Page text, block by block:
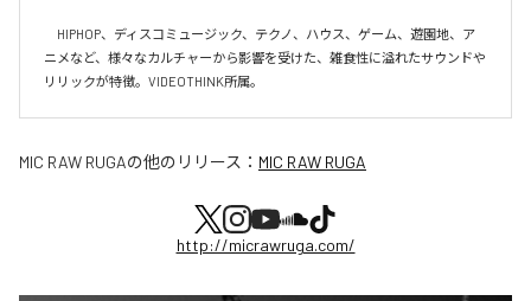
HIPHOP、ディスコミュージック、テクノ、ハウス、ゲーム、遊園地、ア
ニメなど、様々なカルチャーから影響を受けた、雑食性に溢れたサウンドや
リリックが特徴。VIDEOTHINK所属。
MIC RAW RUGAの他のリリース： MIC RAW RUGA
http://micrawruga.com/